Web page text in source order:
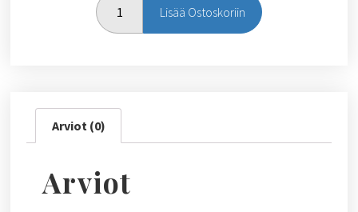
Lisää Ostoskoriin
Arviot (0)
Arviot